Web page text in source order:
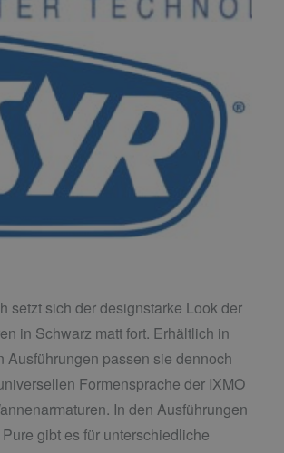
setzt sich der designstarke Look der
in Schwarz matt fort. Erhältlich in
Ausführungen passen sie dennoch
Formensprache der IXMO
In den Ausführungen
gibt es für unterschiedliche